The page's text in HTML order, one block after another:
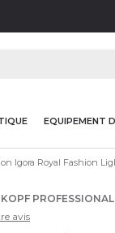
EQUIPEMENT
Igora Royal Fashion
PROFESSIONAL
avis